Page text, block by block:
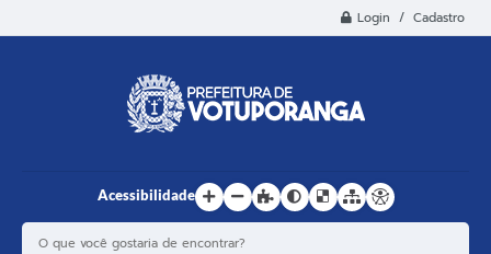
Login / Cadastro
Acessibilidade